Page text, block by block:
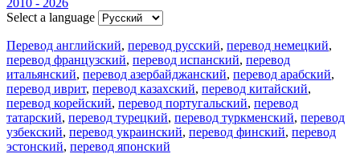
2010 - 2026
Select a language
Перевод английский, перевод русский, перевод немецкий,
перевод французский, перевод испанский, перевод
итальянский, перевод азербайджанский, перевод арабский,
перевод иврит, перевод казахский, перевод китайский,
перевод корейский, перевод португальский, перевод
татарский, перевод турецкий, перевод туркменский, перевод
узбекский, перевод украинский, перевод финский, перевод
эстонский, перевод японский